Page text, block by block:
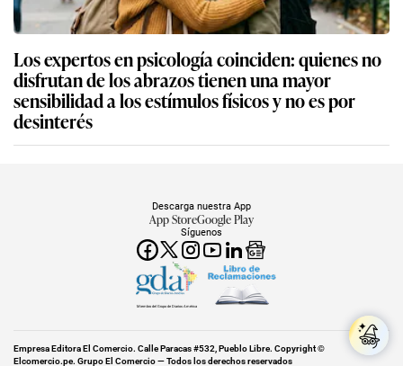
Los expertos en psicología coinciden: quienes no
disfrutan de los abrazos tienen una mayor
sensibilidad a los estímulos físicos y no es por
desinterés
Síguenos
Descarga nuestra App
App StoreGoogle Play
Miembro del Grupo de Diarios América
Empresa Editora El Comercio. Calle Paracas #532, Pueblo Libre. Copyright ©
Elcomercio.pe. Grupo El Comercio — Todos los derechos reservados